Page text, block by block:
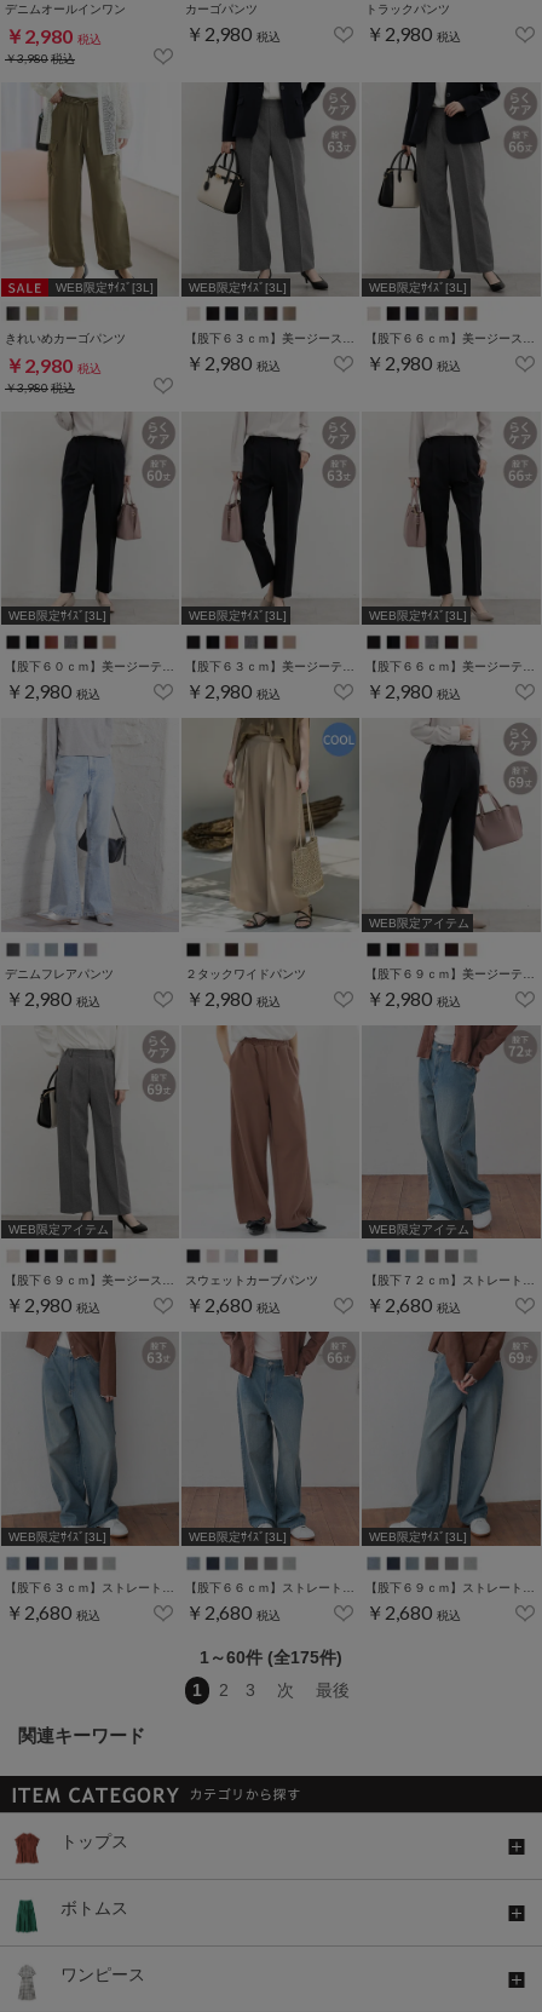
デニムオールインワン
￥2,980 税込
￥3,980税込
カーゴパンツ
￥2,980 税込
トラックパンツ
￥2,980 税込
WEB限定ｻｲｽﾞ[3L]
きれいめカーゴパンツ
￥2,980 税込
￥3,980税込
WEB限定ｻｲｽﾞ[3L]
￥2,980 税込
WEB限定ｻｲｽﾞ[3L]
￥2,980 税込
WEB限定ｻｲｽﾞ[3L]
￥2,980 税込
WEB限定ｻｲｽﾞ[3L]
￥2,980 税込
WEB限定ｻｲｽﾞ[3L]
￥2,980 税込
デニムフレアパンツ
￥2,980 税込
２タックワイドパンツ
￥2,980 税込
WEB限定アイテム
￥2,980 税込
WEB限定アイテム
【股下６９ｃｍ】美ージーストレート(股下63/66/69cm展開)
￥2,980 税込
スウェットカーブパンツ
￥2,680 税込
WEB限定アイテム
【股下７２ｃｍ】ストレートパンツ(股下60/63/66/69/72cm展開)
￥2,680 税込
WEB限定ｻｲｽﾞ[3L]
￥2,680 税込
WEB限定ｻｲｽﾞ[3L]
￥2,680 税込
WEB限定ｻｲｽﾞ[3L]
￥2,680 税込
1～60件 (全175件)
1
2 3 次 最後
関連キーワード
トップス
ボトムス
ワンピース